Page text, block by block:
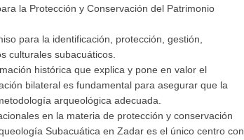
la Protección y Conservación del Patrimonio
para la identificación, protección, gestión,
culturales subacuáticos.
histórica que explica y pone en valor el
bilateral es fundamental para asegurar que la
arqueológica adecuada.
en la materia de protección y conservación
Subacuática en Zadar es el único centro con